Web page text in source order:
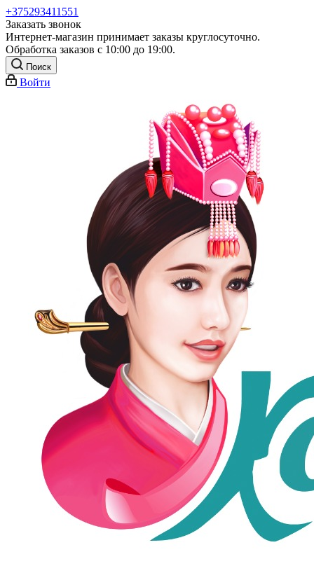
+375293411551
Заказать звонок
Интернет-магазин принимает заказы круглосуточно.
Обработка заказов с 10:00 до 19:00.
Поиск
Войти